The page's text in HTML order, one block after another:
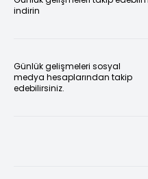
indirin
Günlük gelişmeleri sosyal
medya hesaplarından takip
edebilirsiniz.